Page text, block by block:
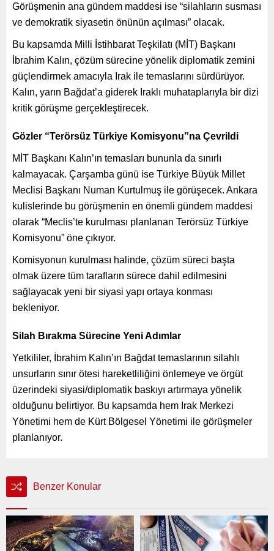
Görüşmenin ana gündem maddesi ise “silahların susması
ve demokratik siyasetin önünün açılması” olacak.
Bu kapsamda Milli İstihbarat Teşkilatı (MİT) Başkanı
İbrahim Kalın, çözüm sürecine yönelik diplomatik zemini
güçlendirmek amacıyla Irak ile temaslarını sürdürüyor.
Kalın, yarın Bağdat’a giderek Iraklı muhataplarıyla bir dizi
kritik görüşme gerçekleştirecek.
Gözler “Terörsüz Türkiye Komisyonu”na Çevrildi
MİT Başkanı Kalın’ın temasları bununla da sınırlı
kalmayacak. Çarşamba günü ise Türkiye Büyük Millet
Meclisi Başkanı Numan Kurtulmuş ile görüşecek. Ankara
kulislerinde bu görüşmenin en önemli gündem maddesi
olarak “Meclis’te kurulması planlanan Terörsüz Türkiye
Komisyonu” öne çıkıyor.
Komisyonun kurulması halinde, çözüm süreci başta
olmak üzere tüm tarafların sürece dahil edilmesini
sağlayacak yeni bir siyasi yapı ortaya konması
bekleniyor.
Silah Bırakma Sürecine Yeni Adımlar
Yetkililer, İbrahim Kalın’ın Bağdat temaslarının silahlı
unsurların sınır ötesi hareketliliğini önlemeye ve örgüt
üzerindeki siyasi/diplomatik baskıyı artırmaya yönelik
olduğunu belirtiyor. Bu kapsamda hem Irak Merkezi
Yönetimi hem de Kürt Bölgesel Yönetimi ile görüşmeler
planlanıyor.
Benzer Konular